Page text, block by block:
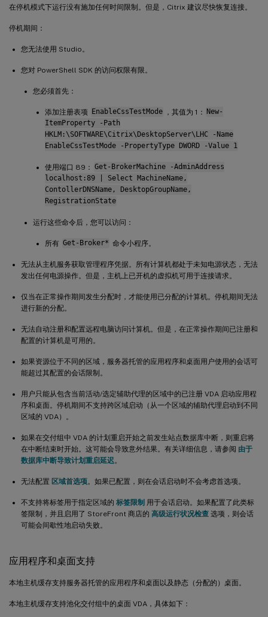
在停机模式下运行没有施加任何时间限制。但是，Citrix 建议尽快恢复连接。
停机期间：
您无法使用 Studio。
您对 PowerShell SDK 的访问权限有限。
您必须首先：
添加注册表项 EnableCssTestMode ，其值为 1：
New-
ItemProperty -Path
HKLM:\SOFTWARE\Citrix\DesktopServer\LHC -Name
EnableCssTestMode -PropertyType DWORD -Value 1
使用端口 89： Get-BrokerMachine -AdminAddress
localhost:89 | Select MachineName,
ContollerDNSName, DesktopGroupName,
RegistrationState
运行这些命令后，您可以访问：
所有 Get-Broker* 命令小程序。
无法从主机服务获取管理程序凭据。所有计算机都处于未知电源状态，无法
发出任何电源操作。但是，主机上已开机的虚拟机可用于连接请求。
仅当在正常操作期间发生分配时，才能使用已分配的计算机。停机期间无法
进行新的分配。
无法自动注册和配置远程电脑访问计算机。但是，在正常操作期间已注册和
配置的计算机是可用的。
如果资源位于不同的区域，服务器托管的应用程序和桌面用户使用的会话可
能超过其配置的会话限制。
用户只能从包含当前活动/选定辅助代理的区域中的已注册 VDA 启动应用程
序和桌面。停机期间不支持跨区域启动（从一个区域的辅助代理启动到不同
区域的 VDA）。
如果在交付组中 VDA 的计划重启开始之前发生站点数据库中断，则重启将
在中断结束时开始。这可能会导致意外结果。有关详细信息，请参阅 由于
数据库中断导致计划重启延迟 。
无法配置 区域首选项。如果已配置，则在会话启动时不会考虑首选项。
不支持将标签用于指定区域的 标签限制 用于会话启动。如果配置了此类标
签限制，并且启用了 StoreFront 商店的 高级运行状况检查 选项，则会话
可能会间歇性地启动失败。
应用程序和桌面支持
本地主机缓存支持服务器托管的应用程序和桌面以及静态（分配的）桌面。
本地主机缓存支持池化交付组中的桌面 VDA，具体如下：